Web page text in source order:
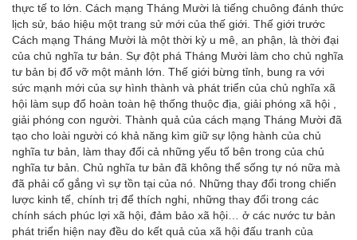
thực tế to lớn. Cách mạng Tháng Mười là tiếng chuông đánh thức
lịch sử, báo hiệu một trang sử mới của thế giới. Thế giới trước
Cách mạng Tháng Mười là một thời kỳ u mê, an phận, là thời đại
của chủ nghĩa tư bản. Sự đột phá Tháng Mười làm cho chủ nghĩa
tư bản bị đổ vỡ một mảnh lớn. Thế giới bừng tỉnh, bung ra với
sức mạnh mới của sự hình thành và phát triển của chủ nghĩa xã
hội làm sụp đổ hoàn toàn hệ thống thuộc địa, giải phóng xã hội ,
giải phóng con người. Thành quả của cách mạng Tháng Mười đã
tạo cho loài người có khả năng kìm giữ sự lộng hành của chủ
nghĩa tư bản, làm thay đổi cả những yếu tố bên trong của chủ
nghĩa tư bản. Chủ nghĩa tư bản đã không thể sống tự nó nữa mà
đã phải cố gắng vì sự tồn tại của nó. Những thay đổi trong chiến
lược kinh tế, chính trị để thích nghi, những thay đổi trong các
chính sách phúc lợi xã hội, đảm bảo xã hội… ở các nước tư bản
phát triển hiện nay đều do kết quả của xã hội đấu tranh của